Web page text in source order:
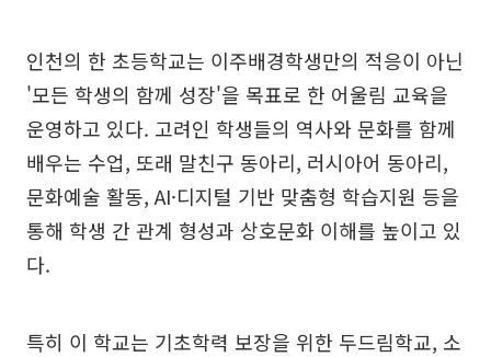
인천의 한 초등학교는 이주배경학생만의 적응이 아닌
'모든 학생의 함께 성장'을 목표로 한 어울림 교육을
운영하고 있다. 고려인 학생들의 역사와 문화를 함께
배우는 수업, 또래 말친구 동아리, 러시아어 동아리,
문화예술 활동, AI·디지털 기반 맞춤형 학습지원 등을
통해 학생 간 관계 형성과 상호문화 이해를 높이고 있
다.
특히 이 학교는 기초학력 보장을 위한 두드림학교, 소